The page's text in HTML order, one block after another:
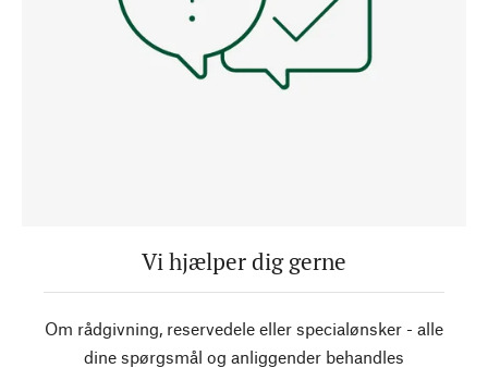
Vi hjælper dig gerne
Om rådgivning, reservedele eller specialønsker - alle
dine spørgsmål og anliggender behandles